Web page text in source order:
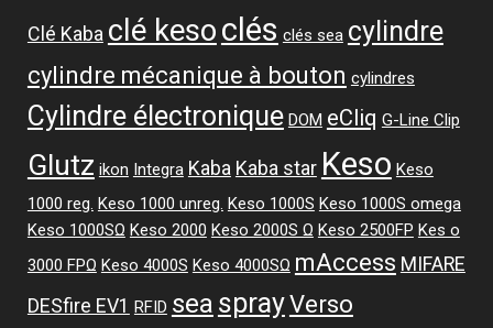
Clé Kaba clé kesoclés clés sea cylindre
cylindre mécanique à bouton cylindres
Cylindre électronique DOM eCliq G-Line Clip
Glutz ikon Integra Kaba Kaba star Keso Keso
1000 reg. Keso 1000 unreg. Keso 1000S Keso 1000S omega
Keso 1000SΩ Keso 2000 Keso 2000S Ω Keso 2500FP Kes o
3000 FPΩ Keso 4000S Keso 4000SΩ mAccess MIFARE
DESfire EV1 RFID sea sprayVerso